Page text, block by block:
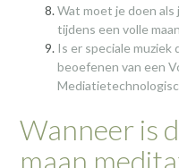
Wat moet je doen
tijdens een volle
Is er speciale
beoefenen van een
Wanneer is
maan